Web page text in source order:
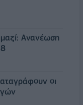
Ανανέωση
οι